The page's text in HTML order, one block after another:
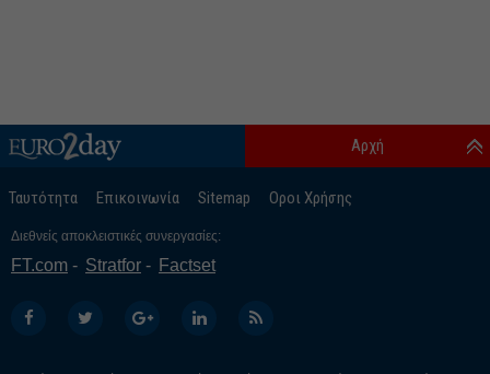
Ταυτότητα Επικοινωνία Sitemap Οροι Χρήσης
Αρχή
Διεθνείς αποκλειστικές συνεργασίες:
FT.com Stratfor Factset